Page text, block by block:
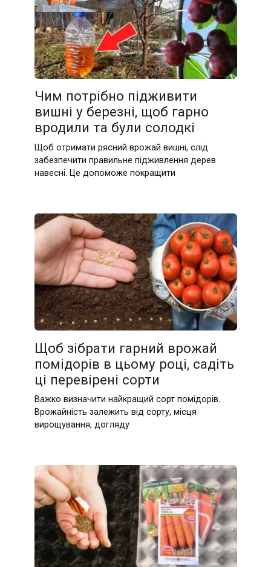
Чим потрібно підживити
вишні у березні, щоб гарно
вродили та були солодкі
Щоб отримати рясний врожай вишні, слід
забезпечити правильне підживлення дерев
навесні. Це допоможе покращити
Щоб зібрати гарний врожай
помідорів в цьому році, садіть
ці перевірені сорти
Важко визначити найкращий сорт помідорів.
Врожайність залежить від сорту, місця
вирощування, догляду